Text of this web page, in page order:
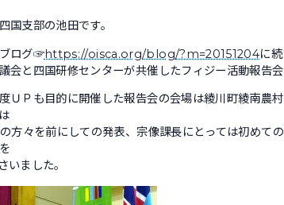
国支部の池田です。
ログ☞https://oisca.org/blog/?m=20151204に
会と四国研修センターが共催したフィジー活動報告会
ＵＰも目的に開催した報告会の会場は綾川町綾南農
方々を前にしての発表、宗像課長にとっては初めて
いました。